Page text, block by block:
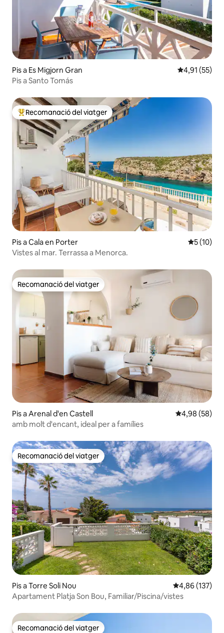
Pis a Es Migjorn Gran 4,91 de
4,91 (55)
Pis a Santo Tomás
Principals recomanacions dels viatgers
Recomanació del viatger
Pis a Cala en Porter 5 de
5 (10)
Vistes al mar. Terrassa a Menorca.
Recomanació del viatger
Recomanació del viatger
Pis a Arenal d'en Castell 4,98 de
4,98 (58)
amb molt d'encant, ideal per a famílies
Recomanació del viatger
Recomanació del viatger
Pis a Torre Soli Nou 4,86 de
4,86 (137)
Apartament Platja Son Bou, Familiar/Piscina/vistes
Recomanació del viatger